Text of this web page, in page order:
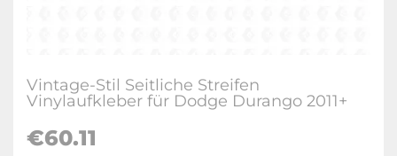
Vintage-Stil Seitliche Streifen
Vinylaufkleber für Dodge Durango 2011+
€60.11